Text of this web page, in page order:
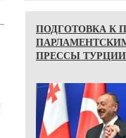
ПОДГОТОВКА К
ПРЕССЫ ТУРЦИИ